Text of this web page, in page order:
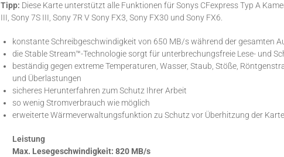
Tipp: Diese Karte unterstützt alle Funktionen für Sonys CFexpress Typ A
III, Sony 7S III, Sony 7R V Sony FX3, Sony FX30 und Sony FX6.
konstante Schreibgeschwindigkeit von 650 MB/s während der gesamten
die Stable Stream™-Technologie sorgt für unterbrechungsfreie Lese- und
beständig gegen extreme Temperaturen, Wasser, Staub, Stöße,
und Überlastungen
sicheres Herunterfahren zum Schutz Ihrer Arbeit
so wenig Stromverbrauch wie möglich
erweiterte Wärmeverwaltungsfunktion zu Schutz vor Überhitzung der Karte
Leistung
Max. Lesegeschwindigkeit: 820 MB/s